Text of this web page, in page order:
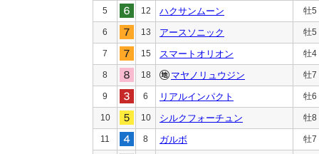
5 12 ハクサンムーン 牡5
6 13 アースソニック 牡5
7 15 スマートオリオン 牡4
8 18 マヤノリュウジン 牡7
9 6 リアルインパクト 牡6
10 10 シルクフォーチュン 牡8
11 8 ガルボ 牡7